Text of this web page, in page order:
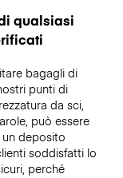
qualsiasi
bagagli di
punti di
da sci,
può essere
deposito
soddisfatti lo
perché